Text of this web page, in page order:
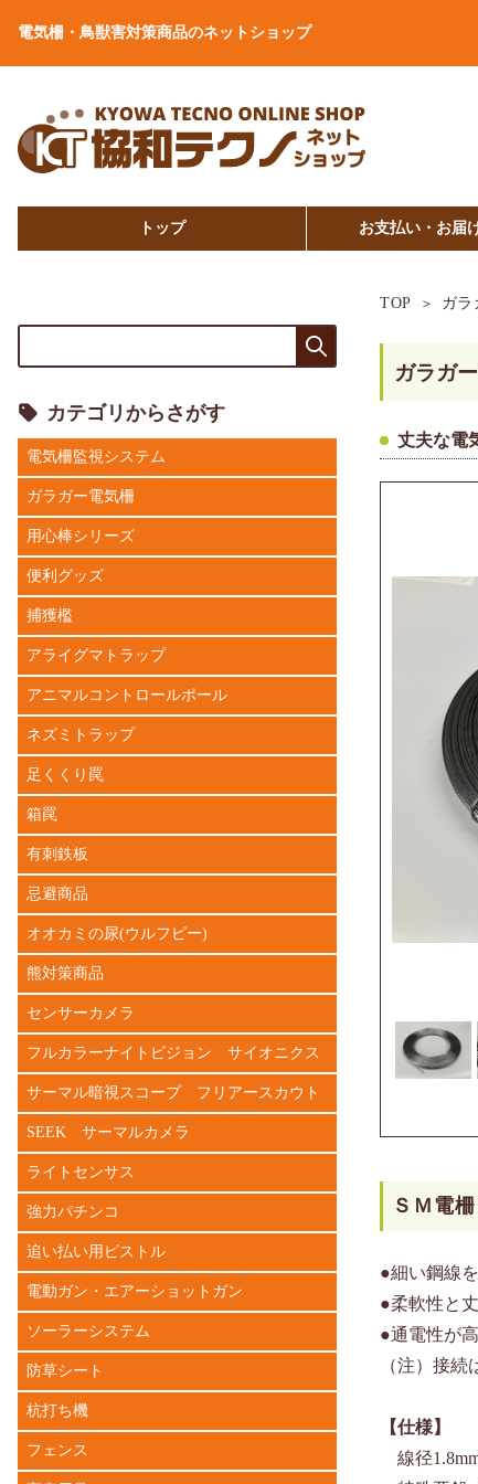
電気柵・鳥獣害対策商品のネットショップ
トップ お支払い・お届
TOP ガラ
ガラガ
丈夫な電
ＳＭ電
●細い鋼線
●柔軟性と
●通電性が
（注）接続
【仕様】
線径
カテゴリからさがす
電気柵監視システム
ガラガー電気柵
用心棒シリーズ
便利グッズ
捕獲檻
アライグマトラップ
アニマルコントロールポール
ネズミトラップ
足くくり罠
箱罠
有刺鉄板
忌避商品
オオカミの尿(ウルフピー)
熊対策商品
センサーカメラ
フルカラーナイトビジョン サイオニクス
サーマル暗視スコープ フリアースカウト
SEEK サーマルカメラ
ライトセンサス
強力パチンコ
追い払い用ピストル
電動ガン・エアーショットガン
ソーラーシステム
防草シート
杭打ち機
フェンス